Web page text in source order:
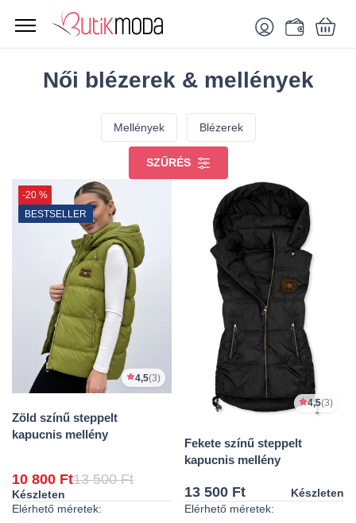
Női blézerek & mellények
Mellények Blézerek
SZŰRÉS
-20 %
BESTSELLER
4,5(3)
Zöld színű steppelt
kapucnis mellény
10 800 Ft13 500 Ft
Készleten
Elérhető méretek:
4,5(3)
Fekete színű steppelt
kapucnis mellény
13 500 Ft
Készleten
Elérhető méretek: